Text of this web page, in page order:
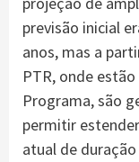
previsão inicial
anos, mas a
PTR, onde
Programa, são
permitir
atual de